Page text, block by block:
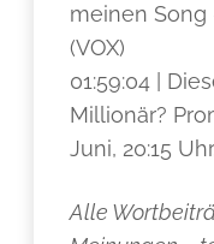
meinen Song
(VOX)
01:59:04 |
Millionär?
Juni, 20:15
Alle